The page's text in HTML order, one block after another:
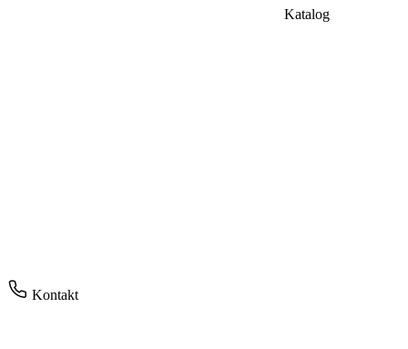
Katalog
Kontakt